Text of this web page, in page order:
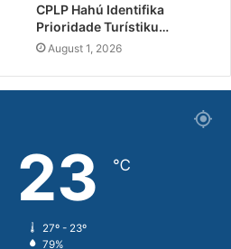
CPLP Hahú Identifika
Prioridade Turístiku…
August 1, 2026
23 ℃
27º - 23º
79%